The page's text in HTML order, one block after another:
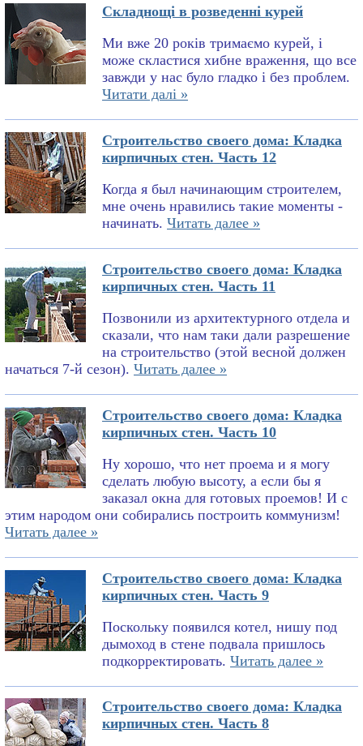
Складнощі в розведенні курей
Ми вже 20 років тримаємо курей, і
може скластися хибне враження, що все
завжди у нас було гладко і без проблем.
Читати далі »
Строительство своего дома: Кладка
кирпичных стен. Часть 12
Когда я был начинающим строителем,
мне очень нравились такие моменты -
начинать. Читать далее »
Строительство своего дома: Кладка
кирпичных стен. Часть 11
Позвонили из архитектурного отдела и
сказали, что нам таки дали разрешение
на строительство (этой весной должен
начаться 7-й сезон). Читать далее »
Строительство своего дома: Кладка
кирпичных стен. Часть 10
Ну хорошо, что нет проема и я могу
сделать любую высоту, а если бы я
заказал окна для готовых проемов! И с
этим народом они собирались построить коммунизм!
Читать далее »
Строительство своего дома: Кладка
кирпичных стен. Часть 9
Поскольку появился котел, нишу под
дымоход в стене подвала пришлось
подкорректировать. Читать далее »
Строительство своего дома: Кладка
кирпичных стен. Часть 8